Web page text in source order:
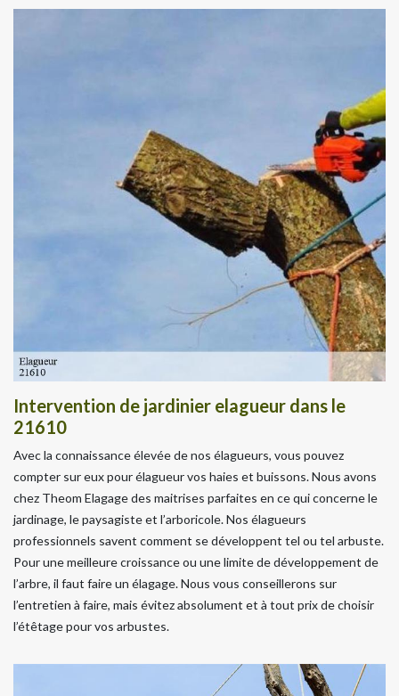
Intervention de jardinier elagueur dans le
21610
Avec la connaissance élevée de nos élagueurs, vous pouvez
compter sur eux pour élagueur vos haies et buissons. Nous avons
chez Theom Elagage des maitrises parfaites en ce qui concerne le
jardinage, le paysagiste et l’arboricole. Nos élagueurs
professionnels savent comment se développent tel ou tel arbuste.
Pour une meilleure croissance ou une limite de développement de
l’arbre, il faut faire un élagage. Nous vous conseillerons sur
l’entretien à faire, mais évitez absolument et à tout prix de choisir
l’étêtage pour vos arbustes.